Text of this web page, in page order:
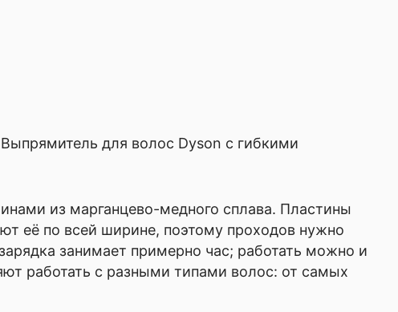
для волос Dyson с гибкими
из марганцево-медного сплава. Пластины
её по всей ширине, поэтому проходов нужно
занимает примерно час; работать можно и
работать с разными типами волос: от самых